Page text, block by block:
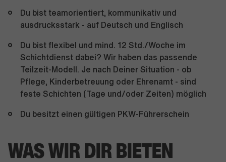
Du bist teamorientiert, kommunikativ und
ausdrucksstark - auf Deutsch und Englisch
Du bist flexibel und mind. 12 Std./Woche im
Schichtdienst dabei? Wir haben das passende
Teilzeit-Modell. Je nach Deiner Situation - ob
Pflege, Kinderbetreuung oder Ehrenamt - sind
feste Schichten (Tage und/oder Zeiten) möglich
Du besitzt einen gültigen PKW-Führerschein
WAS WIR DIR BIETEN